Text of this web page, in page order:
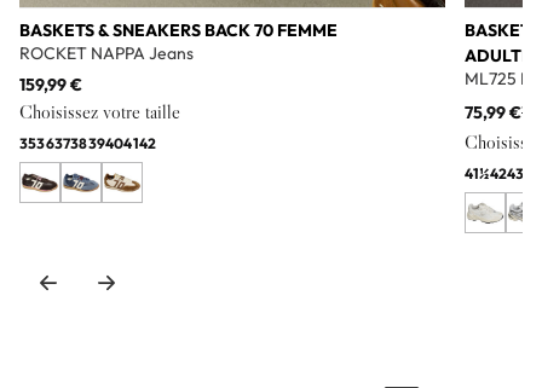
BASKETS & SNEAKERS BACK 70 FEMME
ROCKET NAPPA Jeans
159,99 €
Choisissez votre taille
3536373839404142
ADULTE
ML725
75,99 €
41½4243